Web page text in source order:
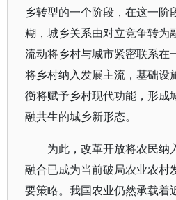
乡转型的一个阶段，在这一阶
糊，城乡关系由对立竞争转为
流动将乡村与城市紧密联系在
将乡村纳入发展主流，基础设
衡将赋予乡村现代功能，形成
融共生的城乡新形态。
为此，改革开放将农民纳
融合已成为当前破局农业农村
要策略。我国农业仍然承载着